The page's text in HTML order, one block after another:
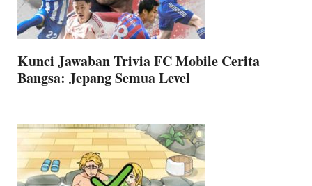
Kunci Jawaban Trivia FC Mobile Cerita
Bangsa: Jepang Semua Level